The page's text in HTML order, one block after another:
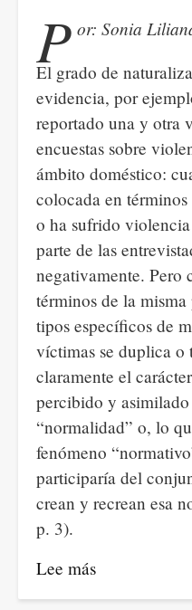
P or: Sonia
El grado de
evidencia, por
reportado una y otra
encuestas sobre
ámbito doméstico:
colocada en
o ha sufrido
parte de las
negativamente. Pero
términos de la
tipos específicos de
víctimas se duplica o
claramente el
percibido y
“normalidad” o, lo
fenómeno
participaría del
crean y recrean esa
p. 3).
Lee más
Porque